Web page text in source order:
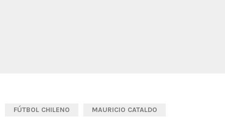
FÚTBOL CHILENO MAURICIO CATALDO